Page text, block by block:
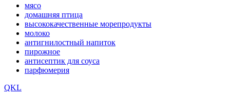
мясо
домашняя птица
высококачественные морепродукты
молоко
антигнилостный напиток
пирожное
антисептик для соуса
парфюмерия
QKL